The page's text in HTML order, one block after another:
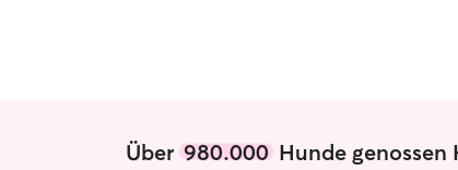
Über 980.000Hunde genossen